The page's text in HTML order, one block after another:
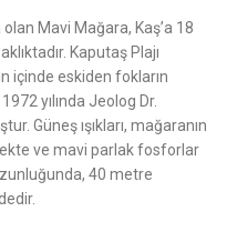
olan Mavi Mağara, Kaş’a 18
Kaputaş Plajı
içinde eskiden fokların
yılında Jeolog Dr.
Güneş ışıkları, mağaranın
ve mavi parlak fosforlar
40 metre